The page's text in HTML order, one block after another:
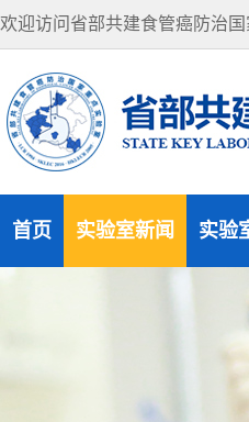
欢迎访问省部共建食管癌防治国
首页 实验室新闻 实验
实验
组